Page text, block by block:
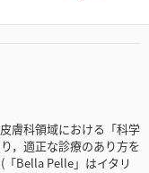
膚科領域における「科学
，適正な診療のあり方を
Bella Pelle」はイタリ